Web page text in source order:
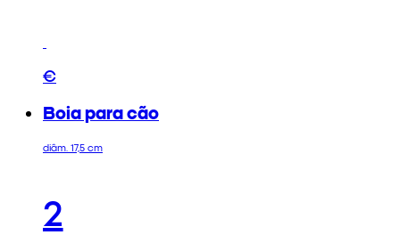
€
Boia para cão
diâm. 17,5 cm
2